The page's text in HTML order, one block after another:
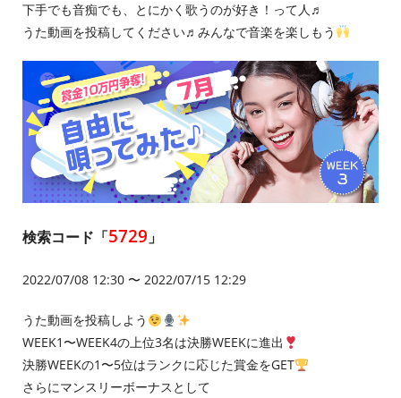
下手でも音痴でも、とにかく歌うのが好き！って人♬
うた動画を投稿してください♬みんなで音楽を楽しもう
検索コード「5729 」
2022/07/08 12:30 〜 2022/07/15 12:29
うた動画を投稿しよう
WEEK1〜WEEK4の上位3名は決勝WEEKに進出
決勝WEEKの1〜5位はランクに応じた賞金をGET
さらにマンスリーボーナスとして